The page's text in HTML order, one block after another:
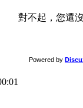
對不起，您還
Powered by